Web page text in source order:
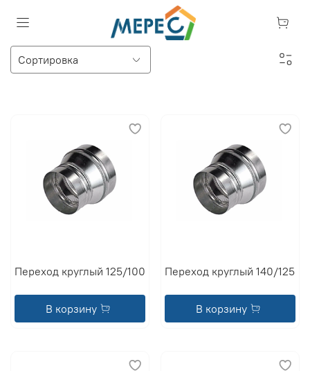
Переход круглый 125/100
В корзину
Переход круглый 140/125
В корзину